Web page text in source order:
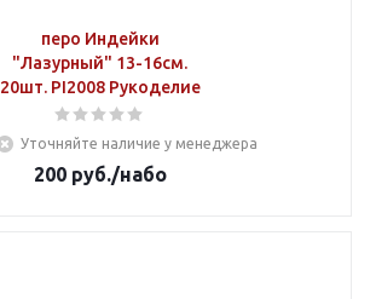
перо Индейки
"Лазурный" 13-16см.
20шт. PI2008 Рукоделие
Уточняйте наличие у менеджера
200руб./набо